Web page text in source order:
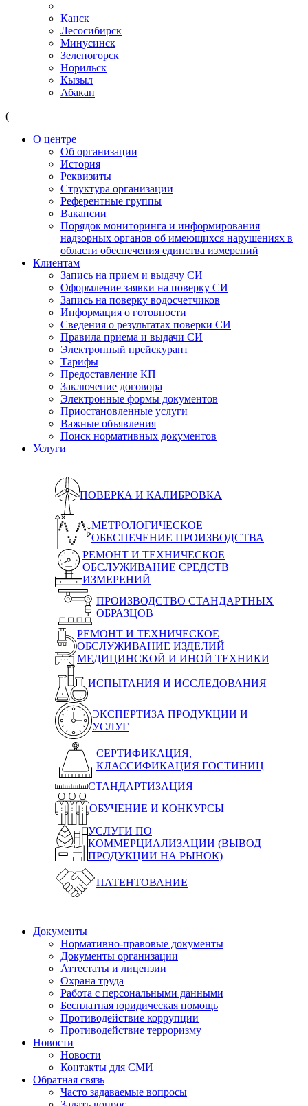
Канск
Лесосибирск
Минусинск
Зеленогорск
Норильск
Кызыл
Абакан
(
О центре
Об организации
История
Реквизиты
Структура организации
Референтные группы
Вакансии
Порядок мониторинга и информирования
надзорных органов об имеющихся нарушениях в
области обеспечения единства измерений
Клиентам
Запись на прием и выдачу СИ
Оформление заявки на поверку СИ
Запись на поверку водосчетчиков
Информация о готовности
Сведения о результатах поверки СИ
Правила приема и выдачи СИ
Электронный прейскурант
Тарифы
Предоставление КП
Заключение договора
Электронные формы документов
Приостановленные услуги
Важные объявления
Поиск нормативных документов
Услуги
ПОВЕРКА И КАЛИБРОВКА
МЕТРОЛОГИЧЕСКОЕ
ОБЕСПЕЧЕНИЕ ПРОИЗВОДСТВА
РЕМОНТ И ТЕХНИЧЕСКОЕ
ОБСЛУЖИВАНИЕ СРЕДСТВ
ИЗМЕРЕНИЙ
ПРОИЗВОДСТВО СТАНДАРТНЫХ
ОБРАЗЦОВ
РЕМОНТ И ТЕХНИЧЕСКОЕ
ОБСЛУЖИВАНИЕ ИЗДЕЛИЙ
МЕДИЦИНСКОЙ И ИНОЙ ТЕХНИКИ
ИСПЫТАНИЯ И ИССЛЕДОВАНИЯ
ЭКСПЕРТИЗА ПРОДУКЦИИ И
УСЛУГ
СЕРТИФИКАЦИЯ,
КЛАССИФИКАЦИЯ ГОСТИНИЦ
СТАНДАРТИЗАЦИЯ
ОБУЧЕНИЕ И КОНКУРСЫ
УСЛУГИ ПО
КОММЕРЦИАЛИЗАЦИИ (ВЫВОД
ПРОДУКЦИИ НА РЫНОК)
ПАТЕНТОВАНИЕ
Документы
Нормативно-правовые документы
Документы организации
Аттестаты и лицензии
Охрана труда
Работа с персональными данными
Бесплатная юридическая помощь
Противодействие коррупции
Противодействие терроризму
Новости
Новости
Контакты для СМИ
Обратная связь
Часто задаваемые вопросы